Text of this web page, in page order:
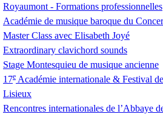
Royaumont - Formations professionnelles
Académie de musique baroque du
Master Class avec Elisabeth Joyé
Extraordinary clavichord sounds
Stage Montesquieu de musique ancienne
17e Académie internationale & Festival
Lisieux
Rencontres internationales de l’Abbaye